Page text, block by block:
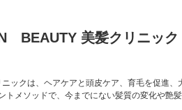
BEAUTY 美髪クリニック
ックは、ヘアケアと頭皮ケア、育毛を促進
トメソッドで、今までにない髪質の変化や艶